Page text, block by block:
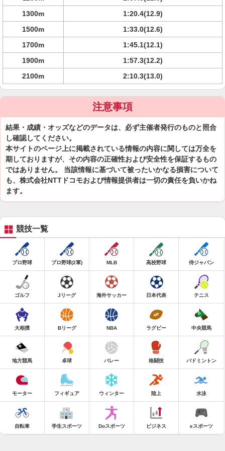
1300m
1:20.4(12.9)
1500m
1:33.0(12.6)
1700m
1:45.1(12.1)
1900m
1:57.3(12.2)
2100m
2:10.3(13.0)
注意事項
結果・成績・オッズなどのデータは、必ず主催者発行のものと照合
し確認してください。
本サイトのページ上に掲載されている情報の内容に関しては万全を
期しておりますが、その内容の正確性および安全性を保証するもの
ではありません。 当該情報に基づいて被ったいかなる損害について
も、株式会社NTTドコモおよび情報提供者は一切の責任を負いかね
ます。
競技一覧
プロ野球 プロ野球(2軍) MLB 高校野球 侍ジャパン
ゴルフ Jリーグ 海外サッカー 日本代表 テニス
大相撲 Bリーグ NBA ラグビー 中央競馬
地方競馬 卓球 バレー 格闘技 バドミントン
モーター フィギュア ウィンター 陸上 水泳
自転車 学生スポーツ Doスポーツ ビジネス eスポーツ